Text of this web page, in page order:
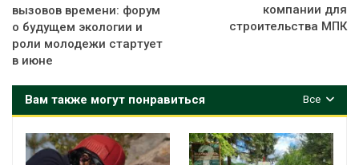
вызовов времени: форум
о будущем экологии и
роли молодежи стартует
в июне
компании для
строительства МПК
Все
Вам также могут понравиться